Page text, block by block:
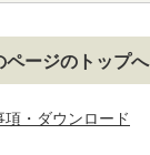
ページのトップへ
項・ダウンロード